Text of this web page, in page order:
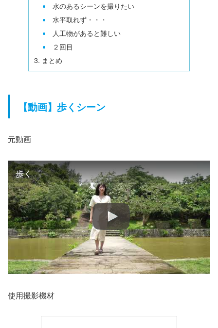
水のあるシーンを撮りたい
水平取れず・・・
人工物があると難しい
２回目
まとめ
【動画】歩くシーン
元動画
歩く
使用撮影機材